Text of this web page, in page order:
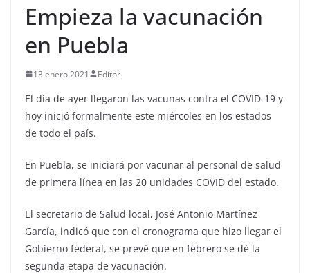
Empieza la vacunación
en Puebla
13 enero 2021 Editor
El día de ayer llegaron las vacunas contra el COVID-19 y
hoy inició formalmente este miércoles en los estados
de todo el país.
En Puebla, se iniciará por vacunar al personal de salud
de primera línea en las 20 unidades COVID del estado.
El secretario de Salud local, José Antonio Martínez
García, indicó que con el cronograma que hizo llegar el
Gobierno federal, se prevé que en febrero se dé la
segunda etapa de vacunación.